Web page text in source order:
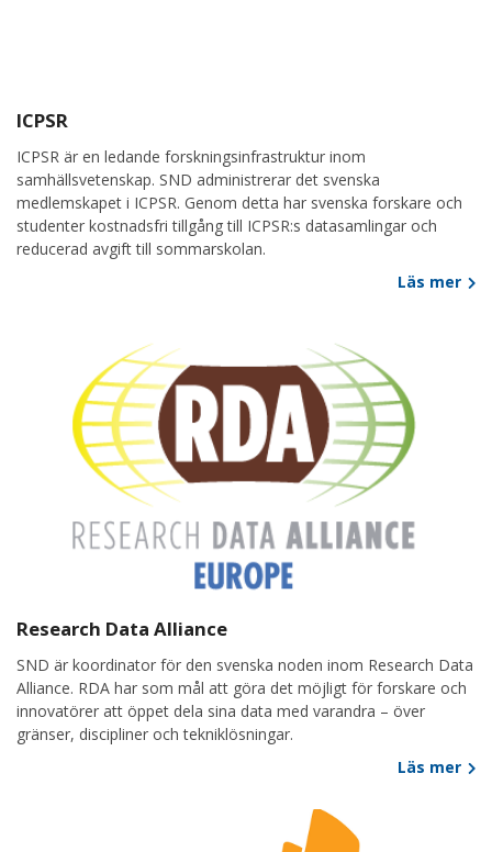
ICPSR
ICPSR är en ledande forskningsinfrastruktur inom
samhällsvetenskap. SND administrerar det svenska
medlemskapet i ICPSR. Genom detta har svenska forskare och
studenter kostnadsfri tillgång till ICPSR:s datasamlingar och
reducerad avgift till sommarskolan.
Läs mer
Research Data Alliance
SND är koordinator för den svenska noden inom Research Data
Alliance. RDA har som mål att göra det möjligt för forskare och
innovatörer att öppet dela sina data med varandra – över
gränser, discipliner och tekniklösningar.
Läs mer